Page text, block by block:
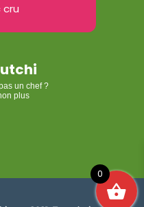
un chef ?
plus
0